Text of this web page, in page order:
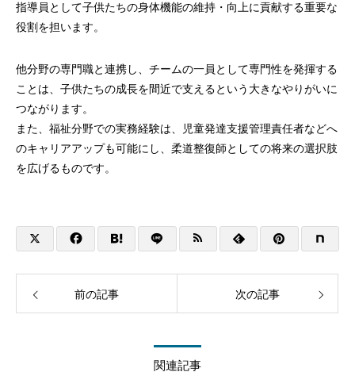
指導員として子供たちの身体機能の維持・向上に貢献する重要な
役割を担います。
他分野の専門職と連携し、チームの一員として専門性を発揮する
ことは、子供たちの成長を間近で支えるという大きなやりがいに
つながります。
また、福祉分野での実務経験は、児童発達支援管理責任者などへ
のキャリアアップも可能にし、柔道整復師としての将来の選択肢
を広げるものです。
前の記事 次の記事
関連記事